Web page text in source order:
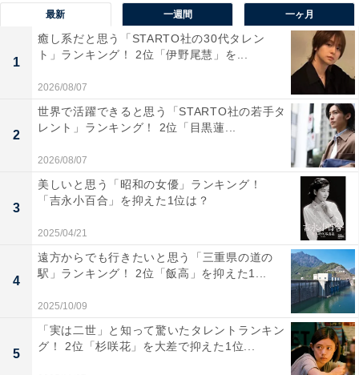
夏目雅子: 27年のいのちを訪ねて
Amazonで見る
1位は、夏目雅子さんでした。テレビドラマのオーディ
ションで一般公募500人の中からヒロインに選ばれ、19
歳で俳優デビュー。翌年には、カネボウ化粧品のキャン
ペーンガールに起用され、小麦色の肌やはじけるような
笑顔が注目を集めました。
その後は、三蔵法師役の丸刈り姿で美貌が際立ったテレ
ビドラマ『西遊記』（日本テレビ系）や映画『鬼龍院花
子の生涯』など数多くの作品に出演。27歳の若さで急性
最新 一週間 一ヶ月
1
癒し系だと思う「STARTO社の30代タレン
ト」ランキング！ 2位「伊野尾慧」を...
2026/08/07
2
世界で活躍できると思う「STARTO社の若手タ
レント」ランキング！ 2位「目黒蓮...
2026/08/07
3
美しいと思う「昭和の女優」ランキング！
「吉永小百合」を抑えた1位は？
2025/04/21
4
遠方からでも行きたいと思う「三重県の道の
駅」ランキング！ 2位「飯高」を抑えた1...
2025/10/09
5
「実は二世」と知って驚いたタレントランキン
グ！ 2位「杉咲花」を大差で抑えた1位...